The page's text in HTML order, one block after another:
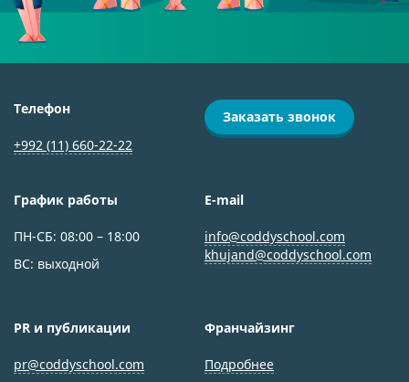
Телефон
+992 (11) 660-22-22
Заказать звонок
График работы
ПН-СБ: 08:00 ­– 18:00
ВС: выходной
E-mail
info@coddyschool.com
khujand@coddyschool.com
PR и публикации
pr@coddyschool.com
Франчайзинг
Подробнее